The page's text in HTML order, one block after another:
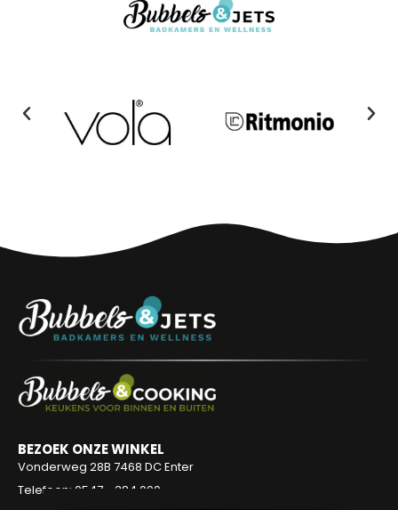
BEZOEK ONZE WINKEL
Vonderweg 28B 7468 DC Enter
Telefoon: 0547 - 384 000